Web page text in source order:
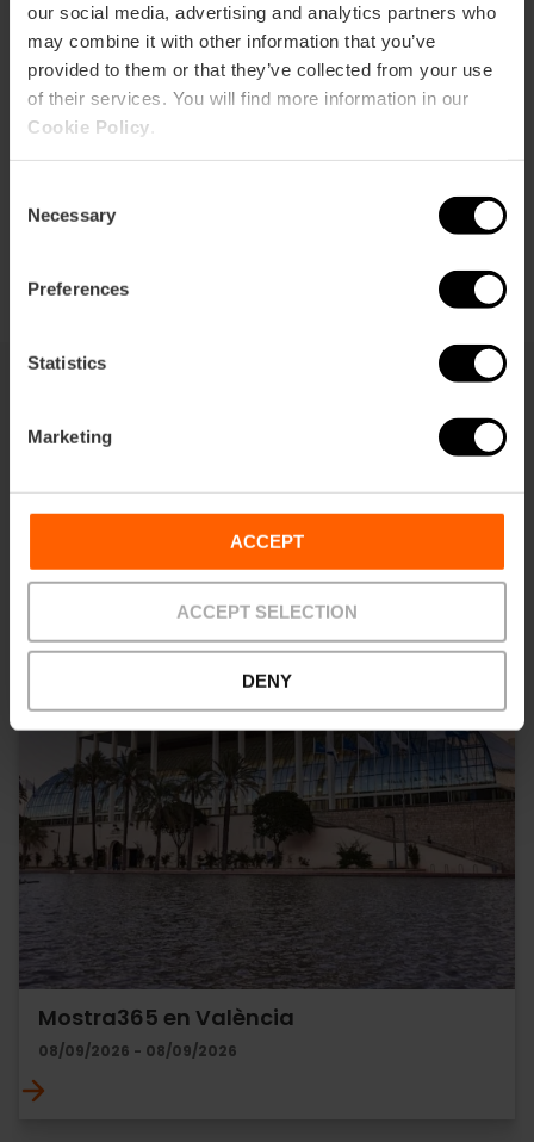
our social media, advertising and analytics partners who
may combine it with other information that you’ve
provided to them or that they’ve collected from your use
of their services. You will find more information in our
Cookie Policy
Selection
Necessary
Preferences
Statistics
Marketing
ACCEPT
ACCEPT SELECTION
DENY
Cómo llegar
También te puede interesar
Mostra365 en València
08/09/2026 - 08/09/2026